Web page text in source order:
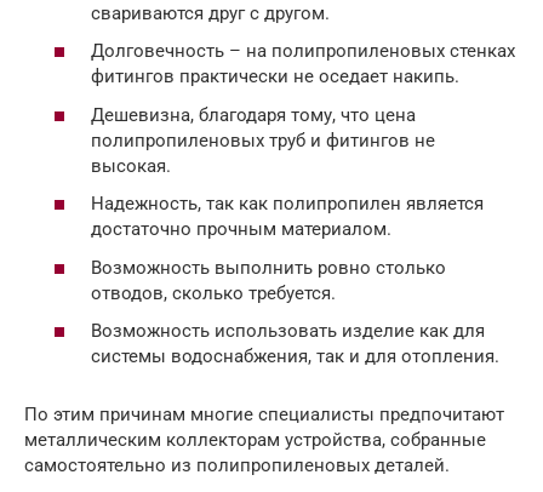
свариваются друг с другом.
Долговечность – на полипропиленовых стенках
фитингов практически не оседает накипь.
Дешевизна, благодаря тому, что цена
полипропиленовых труб и фитингов не
высокая.
Надежность, так как полипропилен является
достаточно прочным материалом.
Возможность выполнить ровно столько
отводов, сколько требуется.
Возможность использовать изделие как для
системы водоснабжения, так и для отопления.
По этим причинам многие специалисты предпочитают
металлическим коллекторам устройства, собранные
самостоятельно из полипропиленовых деталей.